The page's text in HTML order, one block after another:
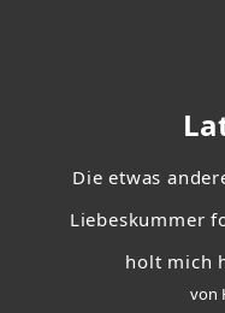
Die etwas
Liebeskummer
holt mich
von